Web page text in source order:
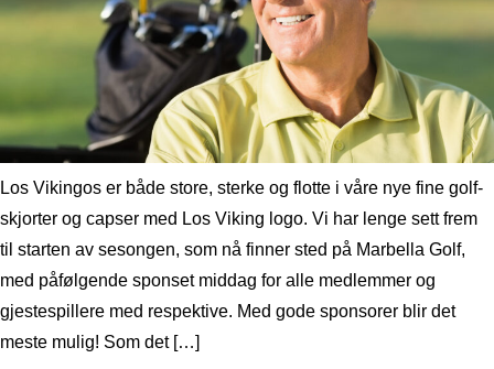
Los Vikingos er både store, sterke og flotte i våre nye fine golf-
skjorter og capser med Los Viking logo. Vi har lenge sett frem
til starten av sesongen, som nå finner sted på Marbella Golf,
med påfølgende sponset middag for alle medlemmer og
gjestespillere med respektive. Med gode sponsorer blir det
meste mulig! Som det […]